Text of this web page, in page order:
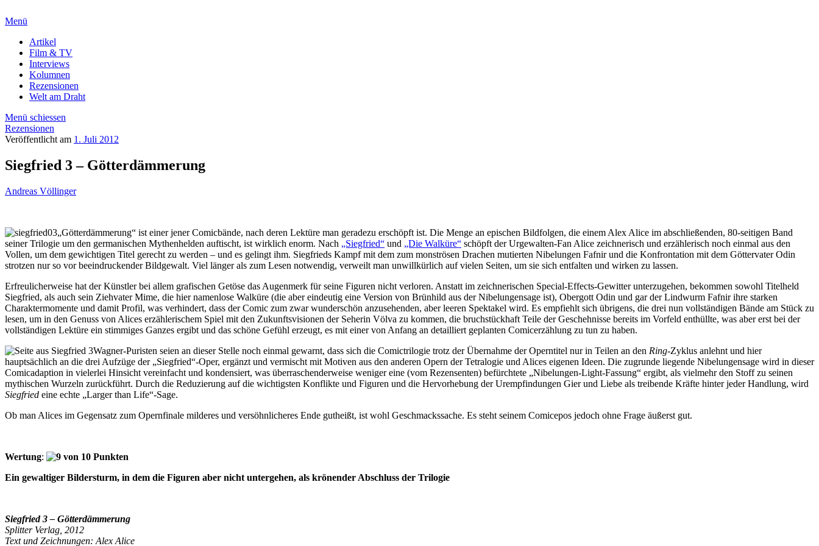
Menü
Artikel
Film & TV
Interviews
Kolumnen
Rezensionen
Welt am Draht
Menü schiessen
Rezensionen
Veröffentlicht am 1. Juli 2012
Siegfried 3 – Götterdämmerung
Andreas Völlinger
„Götterdämmerung“ ist einer jener Comicbände, nach deren Lektüre man geradezu erschöpft ist. Die Menge an epischen Bildfolgen, die einem Alex Alice im abschließenden, 80-seitigen Band
seiner Trilogie um den germanischen Mythenhelden auftischt, ist wirklich enorm. Nach „Siegfried“ und „Die Walküre“ schöpft der Urgewalten-Fan Alice zeichnerisch und erzählerisch noch einmal aus den
Vollen, um dem gewichtigen Titel gerecht zu werden – und es gelingt ihm. Siegfrieds Kampf mit dem zum monströsen Drachen mutierten Nibelungen Fafnir und die Konfrontation mit dem Göttervater Odin
strotzen nur so vor beeindruckender Bildgewalt. Viel länger als zum Lesen notwendig, verweilt man unwillkürlich auf vielen Seiten, um sie sich entfalten und wirken zu lassen.
Erfreulicherweise hat der Künstler bei allem grafischen Getöse das Augenmerk für seine Figuren nicht verloren. Anstatt im zeichnerischen Special-Effects-Gewitter unterzugehen, bekommen sowohl Titelheld
Siegfried, als auch sein Ziehvater Mime, die hier namenlose Walküre (die aber eindeutig eine Version von Brünhild aus der Nibelungensage ist), Obergott Odin und gar der Lindwurm Fafnir ihre starken
Charaktermomente und damit Profil, was verhindert, dass der Comic zum zwar wunderschön anzusehenden, aber leeren Spektakel wird. Es empfiehlt sich übrigens, die drei nun vollständigen Bände am Stück zu
lesen, um in den Genuss von Alices erzählerischem Spiel mit den Zukunftsvisionen der Seherin Völva zu kommen, die bruchstückhaft Teile der Geschehnisse bereits im Vorfeld enthüllte, was aber erst bei der
vollständigen Lektüre ein stimmiges Ganzes ergibt und das schöne Gefühl erzeugt, es mit einer von Anfang an detailliert geplanten Comicerzählung zu tun zu haben.
Wagner-Puristen seien an dieser Stelle noch einmal gewarnt, dass sich die Comictrilogie trotz der Übernahme der Operntitel nur in Teilen an den Ring-Zyklus anlehnt und hier
hauptsächlich an die drei Aufzüge der „Siegfried“-Oper, ergänzt und vermischt mit Motiven aus den anderen Opern der Tetralogie und Alices eigenen Ideen. Die zugrunde liegende Nibelungensage wird in dieser
Comicadaption in vielerlei Hinsicht vereinfacht und kondensiert, was überraschenderweise weniger eine (vom Rezensenten) befürchtete „Nibelungen-Light-Fassung“ ergibt, als vielmehr den Stoff zu seinen
mythischen Wurzeln zurückführt. Durch die Reduzierung auf die wichtigsten Konflikte und Figuren und die Hervorhebung der Urempfindungen Gier und Liebe als treibende Kräfte hinter jeder Handlung, wird
Siegfried eine echte „Larger than Life“-Sage.
Ob man Alices im Gegensatz zum Opernfinale milderes und versöhnlicheres Ende gutheißt, ist wohl Geschmackssache. Es steht seinem Comicepos jedoch ohne Frage äußerst gut.
Wertung:
Ein gewaltiger Bildersturm, in dem die Figuren aber nicht untergehen, als krönender Abschluss der Trilogie
Siegfried 3 – Götterdämmerung
Splitter Verlag, 2012
Text und Zeichnungen: Alex Alice